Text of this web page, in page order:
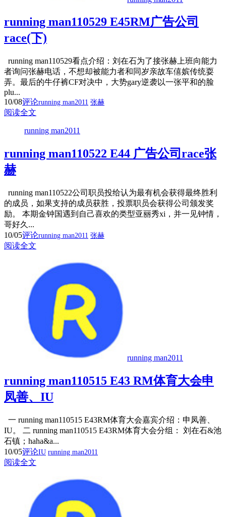
running man110529 E45RM广告公司
race(下)
running man110529看点介绍：刘在石为了接张赫上班向能力
者询问张赫电话，不想却被能力者和同岁亲故车僖嫔传统耍
弄。最后的牛仔裤CF对决中，大势gary逆袭以一张平和的脸
plu...
10/08评论running man2011 张赫
阅读全文
running man2011
running man110522 E44 广告公司race张
赫
running man110522公司职员投给认为最有机会获得最终胜利
的成员，如果支持的成员获胜，投票职员会获得公司颁发奖
励。 本期金钟国遇到自己喜欢的类型亚丽秀xi，并一见钟情，
哥好久...
10/05评论running man2011 张赫
阅读全文
running man2011
running man110515 E43 RM体育大会申
凤善、IU
一 running man110515 E43RM体育大会嘉宾介绍：申凤善、
IU。 二 running man110515 E43RM体育大会分组： 刘在石&池
石镇；haha&a...
10/05评论IU running man2011
阅读全文